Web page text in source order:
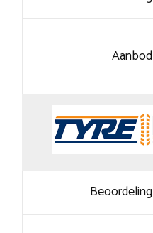
Aanbod
Beoordeling